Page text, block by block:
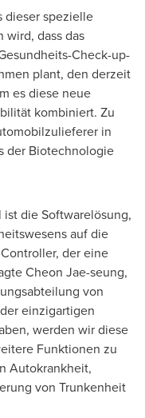
dieser spezielle
dass das
Check-up-
plant, den derzeit
es diese neue
kombiniert. Zu
in
der Biotechnologie
die Softwarelösung,
auf die
der eine
Cheon Jae-seung,
von
einzigartigen
werden wir diese
Funktionen zu
Autokrankheit,
von Trunkenheit